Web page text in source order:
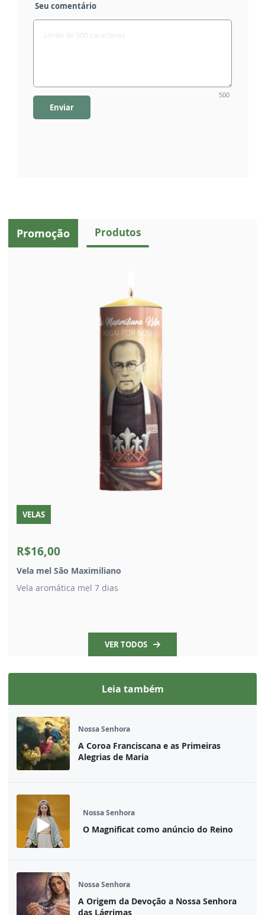
Seu comentário
500
Enviar
Promoção Produtos
VELAS
R$16,00
Vela mel São Maximiliano
Vela aromática mel 7 dias
VER TODOS
Leia também
Nossa Senhora
A Coroa Franciscana e as Primeiras
Alegrias de Maria
Nossa Senhora
O Magnificat como anúncio do Reino
Nossa Senhora
A Origem da Devoção a Nossa Senhora
das Lágrimas